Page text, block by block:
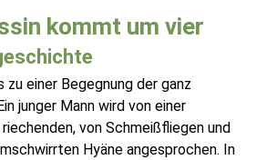
kommt um vier
einer Begegnung der ganz
junger Mann wird von einer
von Schmeißfliegen und
Hyäne angesprochen. In